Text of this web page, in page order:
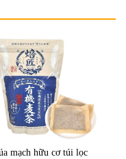
mạch hữu cơ túi lọc